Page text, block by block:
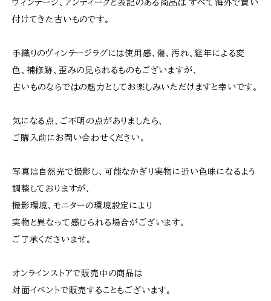
ヴィンテージ、アンティークと表記のある商品は すべて海外で買い
付けてきた古いものです。
手織りのヴィンテージラグには使用感、傷、汚れ、経年による変
色、補修跡、歪みの見られるものもございますが、
古いものならではの魅力としてお楽しみいただけますと幸いです。
気になる点、ご不明の点がありましたら、
ご購入前にお問い合わせください。
写真は自然光で撮影し、可能なかぎり実物に近い色味になるよう
調整しておりますが、
撮影環境、モニターの環境設定により
実物と異なって感じられる場合がございます。
ご了承くださいませ。
オンラインストアで販売中の商品は
対面イベントで販売することもございます。